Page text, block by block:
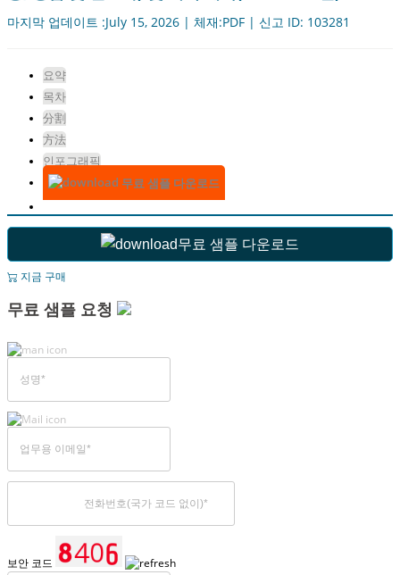
마지막 업데이트 :July 15, 2026 | 체재:PDF | 신고 ID: 103281
요약
목차
分割
方法
인포그래픽
무료 샘플 다운로드
무료 샘플 다운로드
지금 구매
무료 샘플 요청
보안 코드